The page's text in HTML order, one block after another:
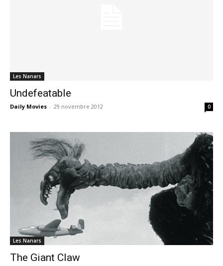
Les Nanars
Undefeatable
Daily Movies - 29 novembre 2012 0
Les Nanars
The Giant Claw